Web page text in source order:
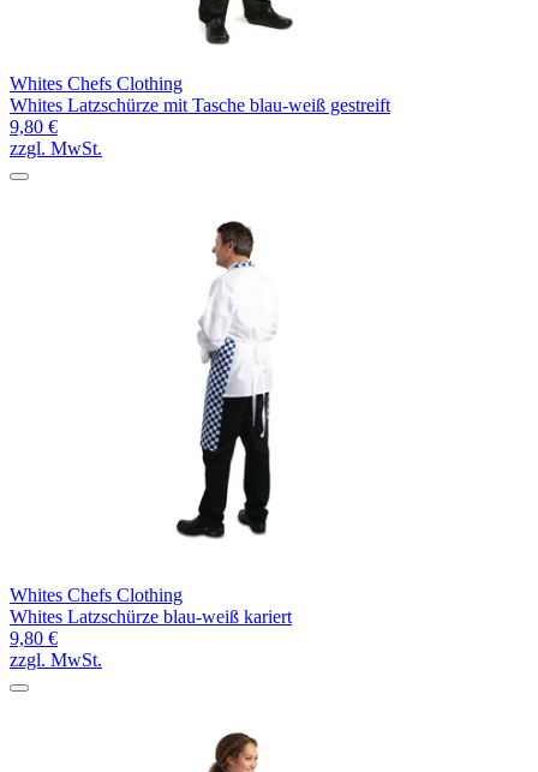
Whites Chefs Clothing
Whites Latzschürze mit Tasche blau-weiß gestreift
9,80 €
zzgl. MwSt.
Whites Chefs Clothing
Whites Latzschürze blau-weiß kariert
9,80 €
zzgl. MwSt.